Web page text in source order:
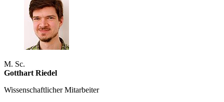
M. Sc.
Gotthart Riedel
Wissenschaftlicher Mitarbeiter